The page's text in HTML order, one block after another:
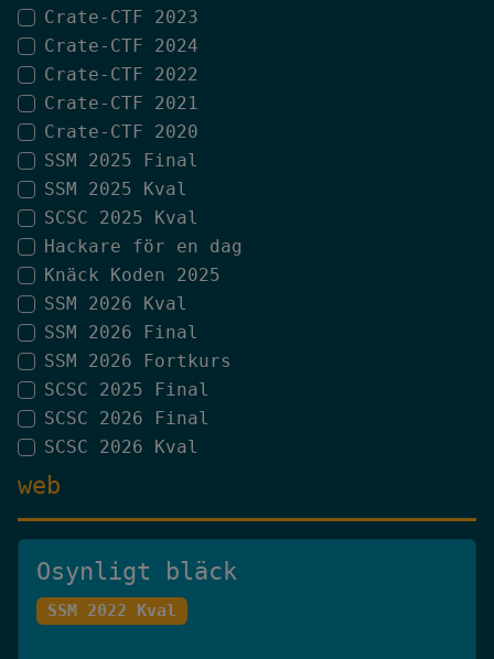
Crate-CTF 2023
Crate-CTF 2024
Crate-CTF 2022
Crate-CTF 2021
Crate-CTF 2020
SSM 2025 Final
SSM 2025 Kval
SCSC 2025 Kval
Hackare för en dag
Knäck Koden 2025
SSM 2026 Kval
SSM 2026 Final
SSM 2026 Fortkurs
SCSC 2025 Final
SCSC 2026 Final
SCSC 2026 Kval
web
Osynligt bläck
SSM 2022 Kval